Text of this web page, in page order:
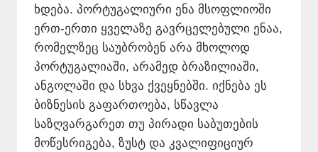
ხდება. პორტუგალიური ენა მსოფლიოში
ერთ-ერთი ყველაზე გავრცელებული ენაა,
რომელზეც საუბრობენ არა მხოლოდ
პორტუგალიაში, არამედ ბრაზილიაში,
ანგოლაში და სხვა ქვეყნებში. იქნება ეს
ბიზნესის გაფართოება, სწავლა
საზღვარგარეთ თუ პირადი საბუთების
მოწესრიგება, ზუსტ და კვალიფიციურ